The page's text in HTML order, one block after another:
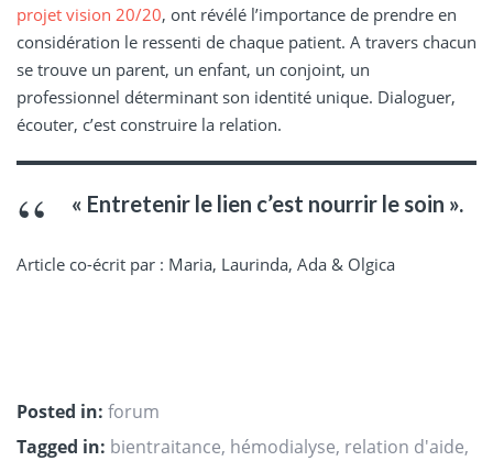
projet vision 20/20, ont révélé l’importance de prendre en
considération le ressenti de chaque patient. A travers chacun
se trouve un parent, un enfant, un conjoint, un
professionnel déterminant son identité unique. Dialoguer,
écouter, c’est construire la relation.
« Entretenir le lien c’est nourrir le soin ».
Article co-écrit par : Maria, Laurinda, Ada & Olgica
Posted in: forum
Tagged in: bientraitance, hémodialyse, relation d'aide,